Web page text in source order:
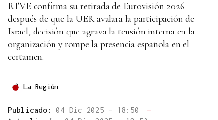
RTVE confirma su retirada de Eurovisión 2026
después de que la UER avalara la participación de
Israel, decisión que agrava la tensión interna en la
organización y rompe la presencia española en el
certamen.
La Región
Publicado: 04 Dic 2025 - 18:50
—